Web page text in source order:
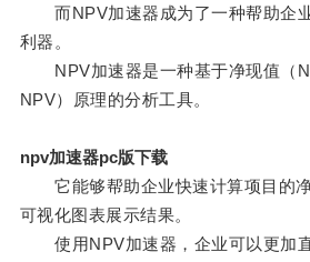
而NPV加速器成为了一种帮助企
利器。
NPV加速器是一种基于净现值（
NPV）原理的分析工具。
npv加速器pc版下载
它能够帮助企业快速计算项目的净
可视化图表展示结果。
使用NPV加速器，企业可以更加